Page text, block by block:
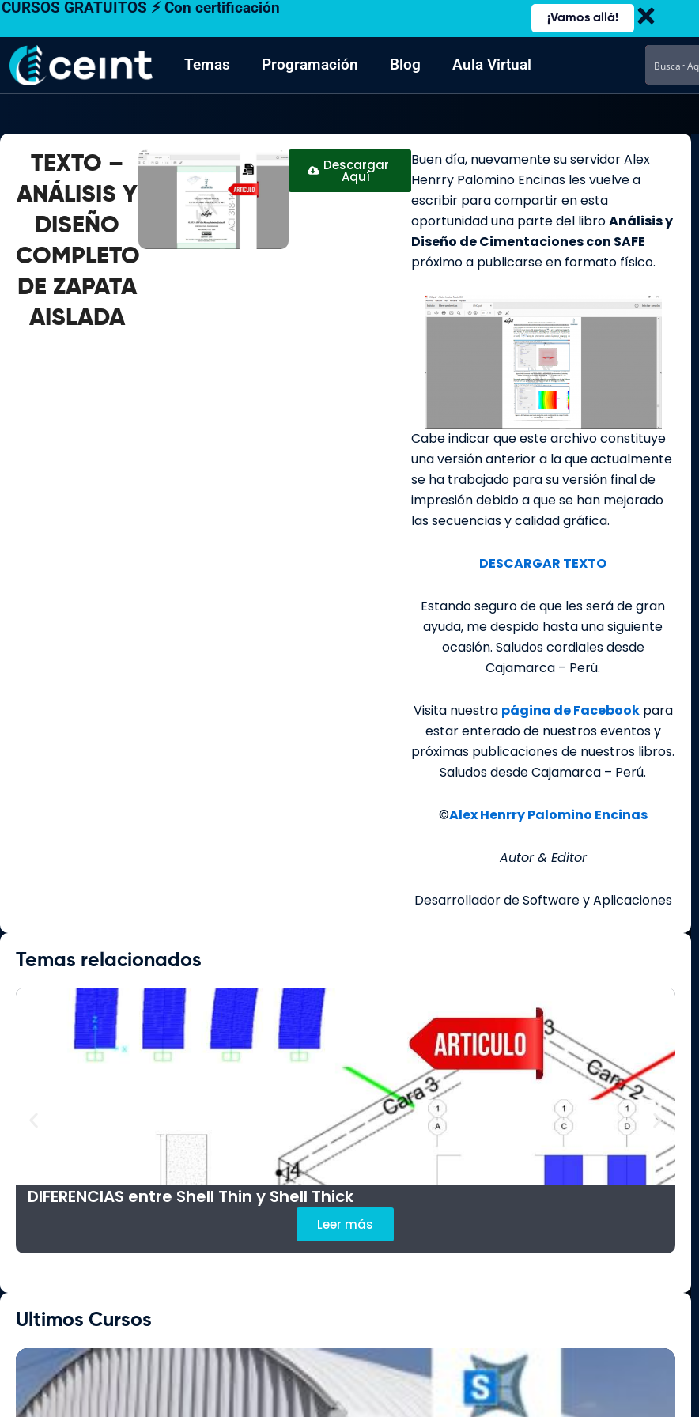
Ir
contenido
CURSOS GRATUITOS ⚡ Con certificación
¡Vamos allá!
Temas Programación Blog Aula Virtual
TEXTO –
ANÁLISIS Y
DISEÑO
COMPLETO
DE ZAPATA
AISLADA
Descargar
Aquí
Buen día, nuevamente su servidor Alex
Henrry Palomino Encinas les vuelve a
escribir para compartir en esta
oportunidad una parte del libroAnálisis y
Diseño de Cimentaciones con SAFE
próximo a publicarse en formato físico.
Cabe indicar que este archivo constituye
una versión anterior a la que actualmente
se ha trabajado para su versión final de
impresión debido a que se han mejorado
las secuencias y calidad gráfica.
DESCARGAR TEXTO
Estando seguro de que les será de gran
ayuda, me despido hasta una siguiente
ocasión. Saludos cordiales desde
Cajamarca – Perú.
Visita nuestra página de Facebookpara
estar enterado de nuestros eventos y
próximas publicaciones de nuestros libros.
Saludos desde Cajamarca – Perú.
©Alex Henrry Palomino Encinas
Autor & Editor
Desarrollador de Software y Aplicaciones
Temas relacionados
DIFERENCIAS entre Shell Thin y Shell Thick
Leer más
Ultimos Cursos